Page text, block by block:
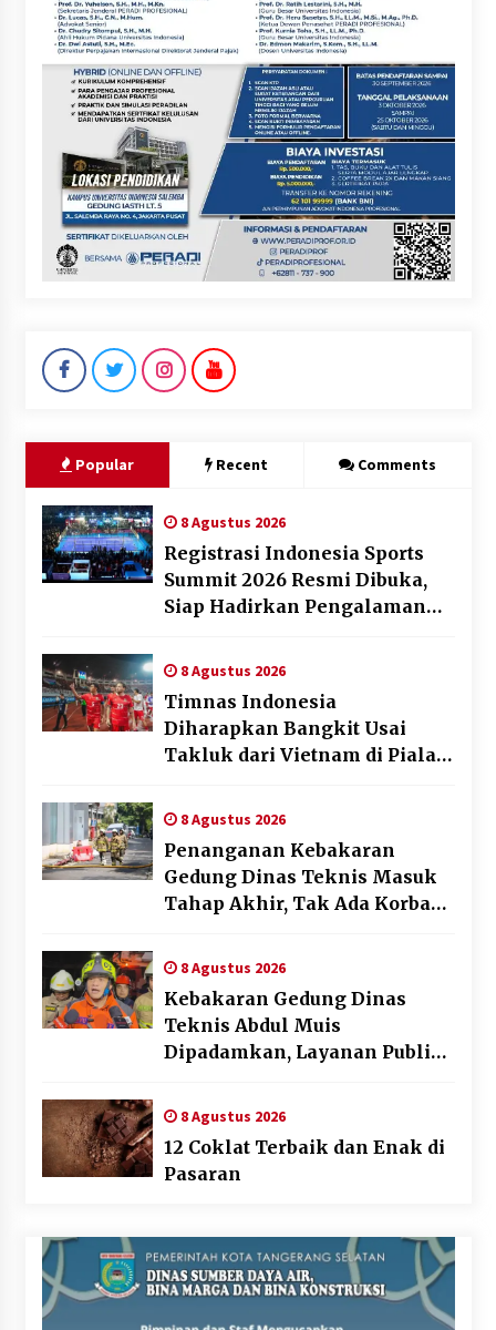
Popular Recent Comments
8 Agustus 2026
Registrasi Indonesia Sports
Summit 2026 Resmi Dibuka,
Siap Hadirkan Pengalaman
8 Agustus 2026
Timnas Indonesia
Diharapkan Bangkit Usai
Takluk dari Vietnam di Piala
8 Agustus 2026
Penanganan Kebakaran
Gedung Dinas Teknis Masuk
Tahap Akhir, Tak Ada Korban
8 Agustus 2026
Kebakaran Gedung Dinas
Teknis Abdul Muis
Dipadamkan, Layanan Publik
8 Agustus 2026
12 Coklat Terbaik dan Enak di
Pasaran